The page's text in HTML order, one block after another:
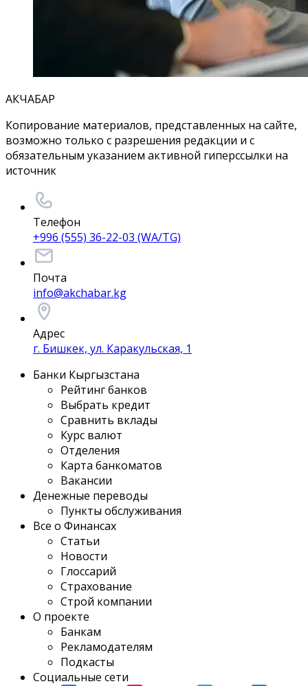
АКЧАБАР
Копирование материалов, представленных на сайте,
возможно только с разрешения редакции и с
обязательным указанием активной гиперссылки на
источник
Телефон
+996 (555) 36-22-03 (WA/TG)
Почта
info@akchabar.kg
Адрес
г. Бишкек, ул. Каракульская, 1
Банки Кыргызстана
Рейтинг банков
Выбрать кредит
Сравнить вклады
Курс валют
Отделения
Карта банкоматов
Вакансии
Денежные переводы
Пункты обслуживания
Все о Финансах
Статьи
Новости
Глоссарий
Страхование
Строй компании
О проекте
Банкам
Рекламодателям
Подкасты
Социальные сети